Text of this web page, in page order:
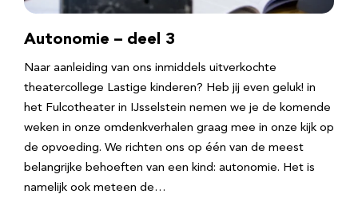
Autonomie – deel 3
Naar aanleiding van ons inmiddels uitverkochte
theatercollege Lastige kinderen? Heb jij even geluk! in
het Fulcotheater in IJsselstein nemen we je de komende
weken in onze omdenkverhalen graag mee in onze kijk op
de opvoeding. We richten ons op één van de meest
belangrijke behoeften van een kind: autonomie. Het is
namelijk ook meteen de…